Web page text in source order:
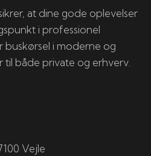
at dine gode oplevelser
i professionel
i moderne og
både private og erhverv.
Vejle